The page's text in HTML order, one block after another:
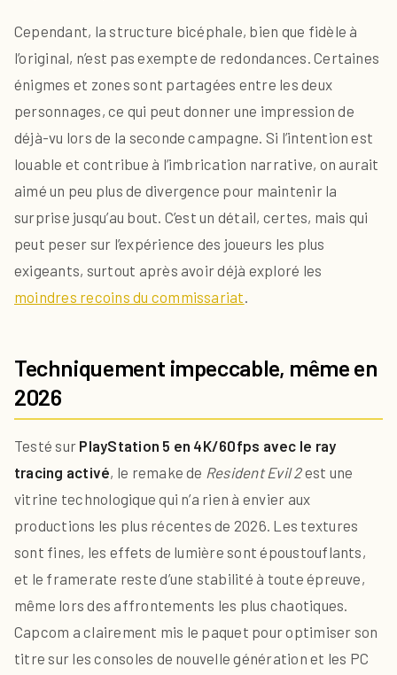
Cependant, la structure bicéphale, bien que fidèle à
l’original, n’est pas exempte de redondances. Certaines
énigmes et zones sont partagées entre les deux
personnages, ce qui peut donner une impression de
déjà-vu lors de la seconde campagne. Si l’intention est
louable et contribue à l’imbrication narrative, on aurait
aimé un peu plus de divergence pour maintenir la
surprise jusqu’au bout. C’est un détail, certes, mais qui
peut peser sur l’expérience des joueurs les plus
exigeants, surtout après avoir déjà exploré les
moindres recoins du commissariat.
Techniquement impeccable, même en
2026
Testé sur PlayStation 5 en 4K/60fps avec le ray
tracing activé, le remake de Resident Evil 2est une
vitrine technologique qui n’a rien à envier aux
productions les plus récentes de 2026. Les textures
sont fines, les effets de lumière sont époustouflants,
et le framerate reste d’une stabilité à toute épreuve,
même lors des affrontements les plus chaotiques.
Capcom a clairement mis le paquet pour optimiser son
titre sur les consoles de nouvelle génération et les PC